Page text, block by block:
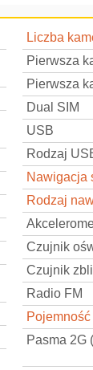
Liczba
Pierwsza
Pierwsza
Dual SIM
USB
Rodzaj
Nawigacja
Rodzaj
Czujnik
Czujnik
Radio FM
Pasma 2G